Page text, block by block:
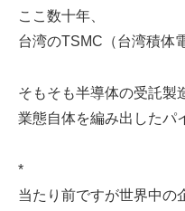
ここ数十年、
台湾のTSMC（台湾積体
そもそも半導体の受託製
業態自体を編み出したパ
*
当たり前ですが世界中の